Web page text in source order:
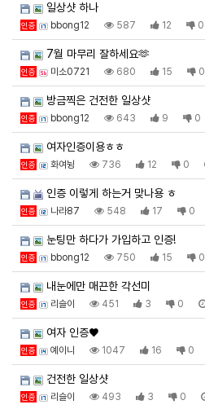
일상샷 하나
인증 bbong12 587 12 0
7월 마무리 잘하세요🫶
인증 미소0721 680 15 0
방금찍은 건전한 일상샷
인증 bbong12 643 9 0
여자인증이용ㅎㅎ
인증 화여뉭 736 12 0
인증 이렇게 하는거 맞나용 ㅎ
인증 나라87 548 17 0
눈팅만 하다가 가입하고 인증!
인증 bbong12 750 15 0
내눈에만 매끈한 각선미
인증 리슬이 451 3 0
여자 인증♥
인증 예이니 1047 16 0
건전한 일상샷
인증 리슬이 493 3 0